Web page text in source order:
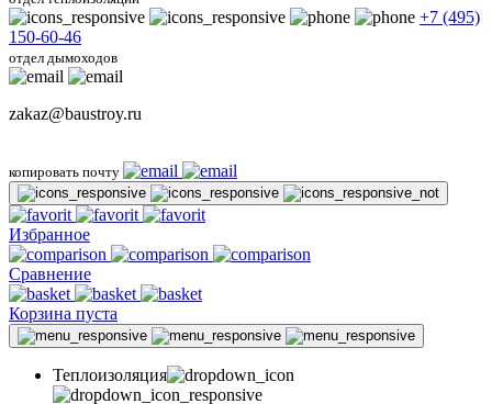
+7 (495)
150-60-46
отдел дымоходов
zakaz@baustroy.ru
копировать почту
Избранное
Сравнение
Корзина пуста
Теплоизоляция